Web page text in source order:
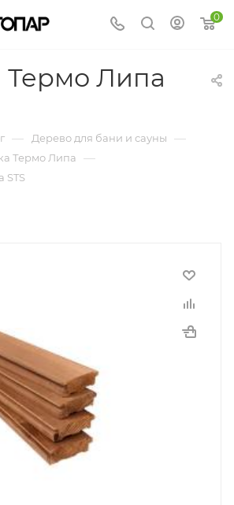
0
Термо Липа
— Дерево для бани и сауны —
Термо Липа —
STS